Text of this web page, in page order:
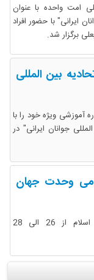
امت واحده با عنوان
ایرانی" با حضور افراد
بین المللی
آموزشی ویژه خود را با
جوانان ایرانی" در
وحدت جهان
دومین هم‌اندیشی فعالان مردمی وحدت جهان اسلام از 26 الی 28